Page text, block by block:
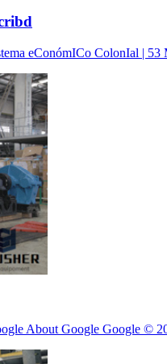
eConómICo ColonIal |
About Google Google ©